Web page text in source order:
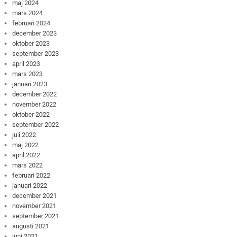
maj 2024
mars 2024
februari 2024
december 2023
oktober 2023
september 2023
april 2023
mars 2023
januari 2023
december 2022
november 2022
oktober 2022
september 2022
juli 2022
maj 2022
april 2022
mars 2022
februari 2022
januari 2022
december 2021
november 2021
september 2021
augusti 2021